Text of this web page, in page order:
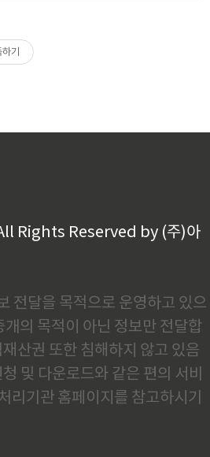
기
Rights Reserved by (주)아
전달을 목적으로 운영하고 있으
개의 목적이 아닌 정보만 전달합
산권 또한 침해하지 않고 있음
및 다운로드와 같은 편의 서비
리기관 홈페이지를 참고하시기